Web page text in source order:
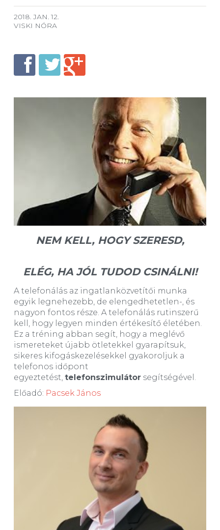
2018. JAN. 12.
VISKI NÓRA
NEM KELL, HOGY SZERESD,
ELÉG, HA JÓL TUDOD CSINÁLNI!
A telefonálás az ingatlanközvetítői munka
egyik legnehezebb, de elengedhetetlen-, és
nagyon fontos része. A telefonálás rutinszerű
kell, hogy legyen minden értékesítő életében.
Ez a tréning abban segít, hogy a meglévő
ismereteket újabb ötletekkel gyarapítsuk,
sikeres kifogáskezelésekkel gyakoroljuk a
telefonos időpont
egyeztetést, telefonszimulátor segítségével.
Előadó: Pacsek János